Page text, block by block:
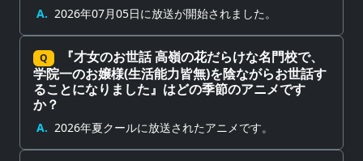
A. 2026年07月05日に放送が開始されました。
Q
『才女のお世話 高嶺の花だらけな名門校で、
学院一のお嬢様(生活能力皆無)を陰ながらお世話す
ることになりました』はどの季節のアニメです
か？
A. 2026年夏クールに放送されたアニメです。